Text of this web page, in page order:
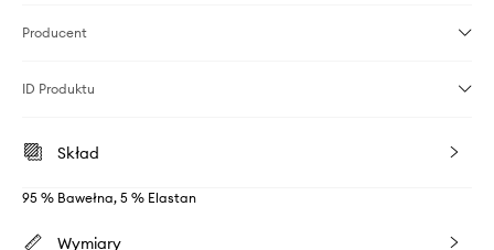
Producent
ID Produktu
Skład
95 % Bawełna, 5 % Elastan
Wymiary